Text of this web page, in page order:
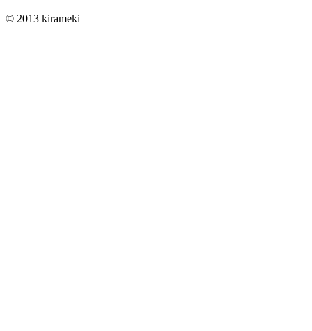
© 2013 kirameki